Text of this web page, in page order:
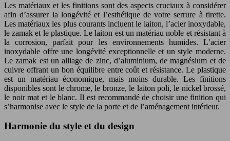
Les matériaux et les finitions sont des aspects cruciaux à considérer
afin d’assurer la longévité et l’esthétique de votre serrure à tirette.
Les matériaux les plus courants incluent le laiton, l’acier inoxydable,
le zamak et le plastique. Le laiton est un matériau noble et résistant à
la corrosion, parfait pour les environnements humides. L’acier
inoxydable offre une longévité exceptionnelle et un style moderne.
Le zamak est un alliage de zinc, d’aluminium, de magnésium et de
cuivre offrant un bon équilibre entre coût et résistance. Le plastique
est un matériau économique, mais moins durable. Les finitions
disponibles sont le chrome, le bronze, le laiton poli, le nickel brossé,
le noir mat et le blanc. Il est recommandé de choisir une finition qui
s’harmonise avec le style de la porte et de l’aménagement intérieur.
Harmonie du style et du design